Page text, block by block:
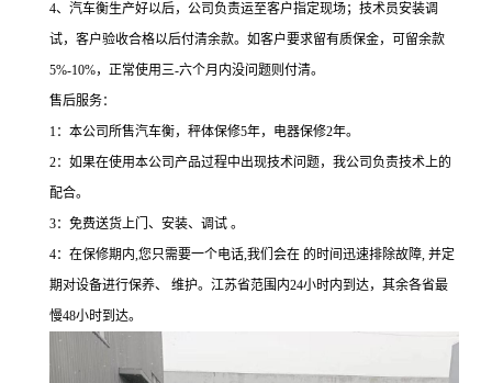
4、汽车衡生产好以后，公司负责运至客户指定现场；技术员安装调
试，客户验收合格以后付清余款。如客户要求留有质保金，可留余款
5%-10%，正常使用三-六个月内没问题则付清。
售后服务：
1：本公司所售汽车衡，秤体保修5年，电器保修2年。
2：如果在使用本公司产品过程中出现技术问题，我公司负责技术上的
配合。
3：免费送货上门、安装、调试 。
4：在保修期内 ,您只需要一个电话,我们会在 的时间迅速排除故障, 并定
期对设备进行保养、 维护。江苏省范围内24小时内到达，其余各省最
慢48小时到达。